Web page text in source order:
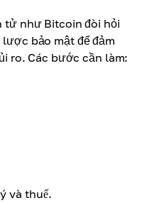
tử như Bitcoin đòi hỏi
bảo mật để đảm
ro. Các bước cần làm:
và thuế.